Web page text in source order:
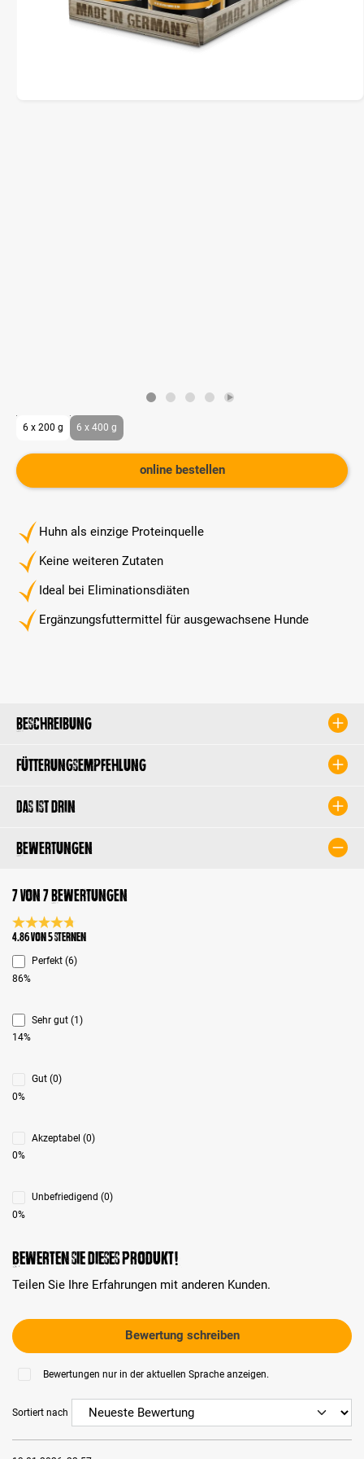
Huhn als einzige Proteinquelle
Keine weiteren Zutaten
Ideal bei Eliminationsdiäten
Ergänzungsfuttermittel für ausgewachsene Hunde
6 x 200 g 6 x 400 g
online bestellen
Beschreibung
Fütterungsempfehlung
Das ist drin
Bewertungen
7 von 7 Bewertungen
Durchschnittliche Bewertung 4.8 von 5 Sternen
4.86 von 5 Sternen
Perfekt (6)
86%
Sehr gut (1)
14%
Gut (0)
0%
Akzeptabel (0)
0%
Unbefriedigend (0)
0%
Bewerten Sie dieses Produkt!
Teilen Sie Ihre Erfahrungen mit anderen Kunden.
Bewertung schreiben
Bewertungen nur in der aktuellen Sprache anzeigen.
Sortiert nach